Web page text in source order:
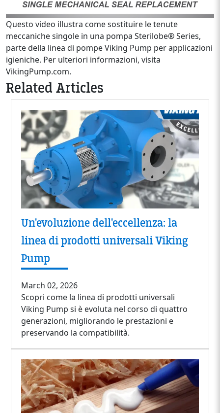
Questo video illustra come sostituire le tenute
meccaniche singole in una pompa Sterilobe® Series,
parte della linea di pompe Viking Pump per applicazioni
igieniche. Per ulteriori informazioni, visita
VikingPump.com.
Related Articles
Un'evoluzione dell'eccellenza: la
linea di prodotti universali Viking
Pump
March 02, 2026
Scopri come la linea di prodotti universali
Viking Pump si è evoluta nel corso di quattro
generazioni, migliorando le prestazioni e
preservando la compatibilità.